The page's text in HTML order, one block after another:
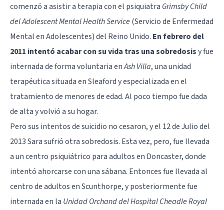
comenzó a asistir a terapia con el psiquiatra Grimsby Child
del Adolescent Mental Health Service(Servicio de Enfermedad
Mental en Adolescentes) del Reino Unido. En febrero del
2011 intentó acabar con su vida tras una sobredosisy fue
internada de forma voluntaria enAsh Villa, una unidad
terapéutica situada en Sleaford y especializada en el
tratamiento de menores de edad. Al poco tiempo fue dada
de alta y volvió a su hogar.
Pero sus intentos desuicidio no cesaron, y el 12 de Julio del
2013 Sara sufrió otra sobredosis. Esta vez, pero, fue llevada
a un centro psiquiátrico para adultos en Doncaster, donde
intentó ahorcarse con una sábana. Entonces fue llevada al
centro de adultos en Scunthorpe, y posteriormente fue
internada en la Unidad Orchand del Hospital Cheadle Royal